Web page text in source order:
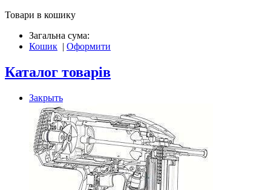
Товари в кошику
Загальна сума:
Кошик | Оформити
Каталог товарів
Закрыть